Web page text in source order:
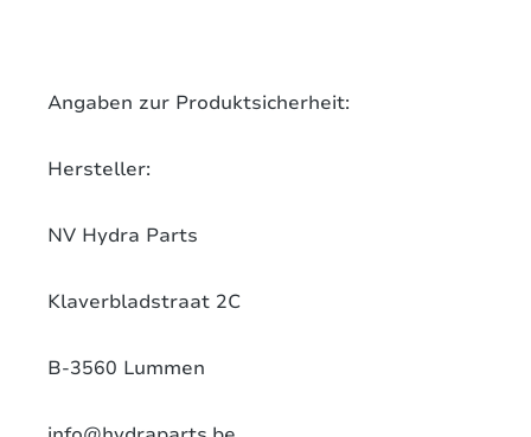
Angaben zur Produktsicherheit:
Hersteller:
NV Hydra Parts
Klaverbladstraat 2C
B-3560 Lummen